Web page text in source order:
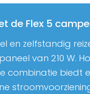
de Flex 5
en zelfstandig
van 210 W.
combinatie biedt